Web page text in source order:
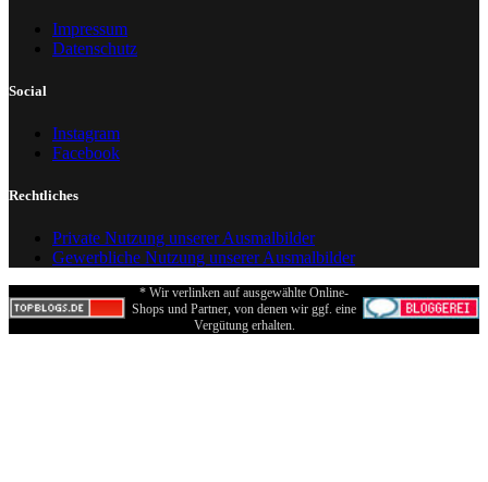
Impressum
Datenschutz
Social
Instagram
Facebook
Rechtliches
Private Nutzung unserer Ausmalbilder
Gewerbliche Nutzung unserer Ausmalbilder
* Wir verlinken auf ausgewählte Online-
Shops und Partner, von denen wir ggf. eine
Vergütung erhalten.